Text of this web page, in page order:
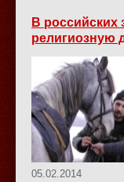
В российских
религиозную
05.02.2014